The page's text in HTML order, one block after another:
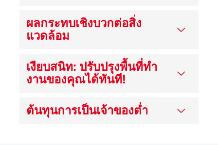
ผลกระทบเชิงบวกต่อสิ่ง
แวดล้อม
เงียบสนิท: ปรับปรุงพื้นที่ทํา
งานของคุณได้ทันที!
ต้นทุนการเป็นเจ้าของต่ำ